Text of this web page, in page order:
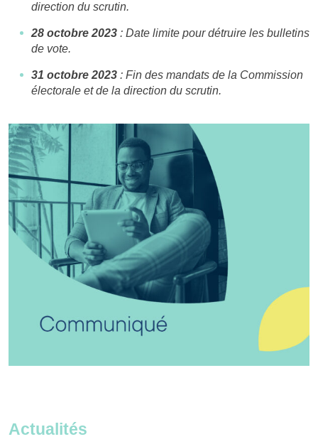
direction du scrutin.
28 octobre 2023 : Date limite pour détruire les bulletins
de vote.
31 octobre 2023 : Fin des mandats de la Commission
électorale et de la direction du scrutin.
Actualités